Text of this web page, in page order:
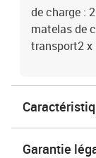
de charge :
matelas de
transport2 x
Garantie